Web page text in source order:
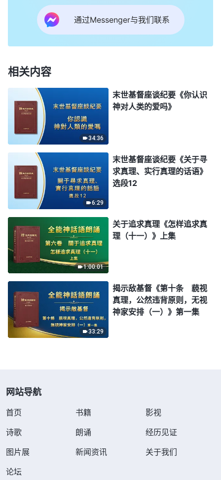
通过Messenger与我们联系
相关内容
34:36
末世基督座谈纪要《你认识
神对人类的爱吗》
6:29
末世基督座谈纪要《关于寻
求真理、实行真理的话语》
选段12
1:00:01
关于追求真理《怎样追求真
理（十一）》上集
33:29
揭示敌基督《第十条 藐视
真理，公然违背原则，无视
神家安排（一）》第一集
网站导航
首页 书籍
影视
诗歌
朗诵
经历见证
图片展
新闻资讯
关于我们
论坛